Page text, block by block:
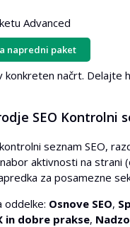
Advanced
napredni paket
konkreten načrt.
SEO Kontrolni
seznam SEO,
aktivnosti na strani
za posamezne
oddelke: Osnove SEO,
in dobre prakse,